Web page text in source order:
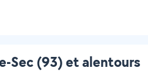
Sec (93) et alentours